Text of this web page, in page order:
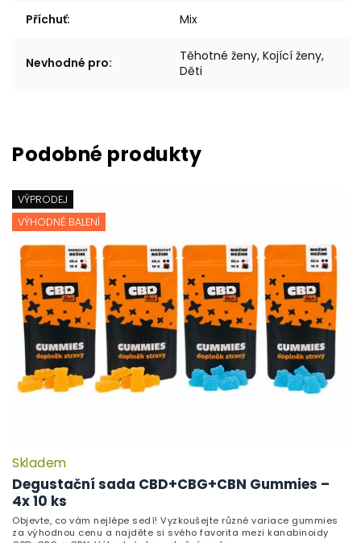
Příchuť: Mix
Nevhodné pro:
Těhotné ženy, Kojící ženy,
Děti
VÝPRODEJ
VÝHODNÉ BALENÍ
Degustační sada CBD+CBG+CBN Gummies –
4x 10 ks
Skladem
Objevte, co vám nejlépe sedí! Vyzkoušejte různé variace gummies
za výhodnou cenu a najděte si svého favorita mezi kanabinoidy